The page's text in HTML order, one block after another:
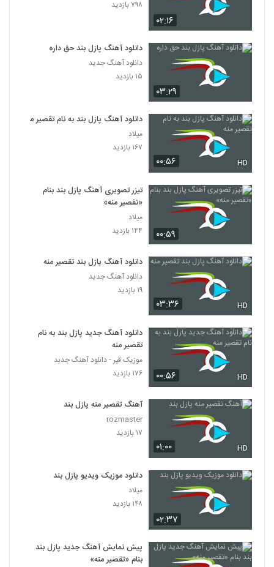
۰۲:۱۶
۷۹۸ بازدید
۰۳:۲۹
دانلود آهنگ پازل بند حق داره
دانلود آهنگ جدید
۱۵ بازدید
۰۰:۵۶ HD
دانلود آهنگ پازل بند به نام تقصیر منه
میلاد
۱۶۷ بازدید
۰۰:۵۹
تیزر تصویری آهنگ پازل بند بنام
«تقصیر منه»
میلاد
۱۴۴ بازدید
۰۳:۳۶ HD
دانلود آهنگ پازل بند تقصیر منه
دانلود آهنگ جدید
۱۹ بازدید
۰۰:۵۶ HD
دانلود آهنگ جدید پازل بند به نام
تقصیر منه
موزیک قیر - دانلود آهنگ جدبد
۱۷۶ بازدید
۰۱:۰۰ HD
آهنگ تقصیر منه پازل بند
rozmaster
۱۷ بازدید
۰۲:۳۷
دانلود موزیک ویدیو پازل بند
میلاد
۱۴۸ بازدید
پیش نمایش آهنگ جدید پازل بند
بنام «تقصیر منه»